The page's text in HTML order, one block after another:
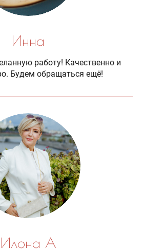
Инна
работу! Качественно и
Будем обращаться ещё!
Илона А